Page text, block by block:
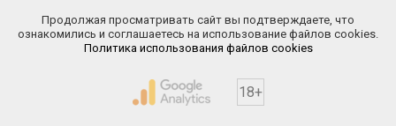
Продолжая просматривать сайт вы подтверждаете, что
ознакомились и соглашаетесь на использование файлов cookies.
Политика использования файлов cookies
18+